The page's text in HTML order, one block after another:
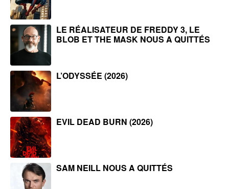
LE RÉALISATEUR DE FREDDY 3, LE
BLOB ET THE MASK NOUS A QUITTÉS
L’ODYSSÉE (2026)
EVIL DEAD BURN (2026)
SAM NEILL NOUS A QUITTÉS